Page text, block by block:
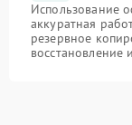
Использование
аккуратная
резервное